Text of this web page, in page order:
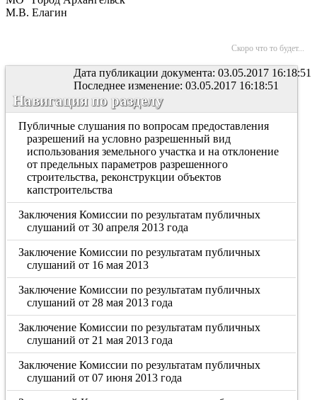
М.В. Елагин
Скоро что то будет...
Дата публикации документа: 03.05.2017 16:18:51
Последнее изменение: 03.05.2017 16:18:51
Навигация по разделу
Публичные слушания по вопросам предоставления
разрешений на условно разрешенный вид
использования земельного участка и на отклонение
от предельных параметров разрешенного
строительства, реконструкции объектов
капстроительства
Заключения Комиссии по результатам публичных
слушаний от 30 апреля 2013 года
Заключение Комиссии по результатам публичных
слушаний от 16 мая 2013
Заключение Комиссии по результатам публичных
слушаний от 28 мая 2013 года
Заключение Комиссии по результатам публичных
слушаний от 21 мая 2013 года
Заключение Комиссии по результатам публичных
слушаний от 07 июня 2013 года